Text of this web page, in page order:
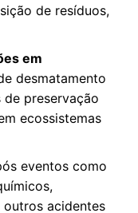
de resíduos,
em
desmatamento
de preservação
ecossistemas
eventos como
acidentes